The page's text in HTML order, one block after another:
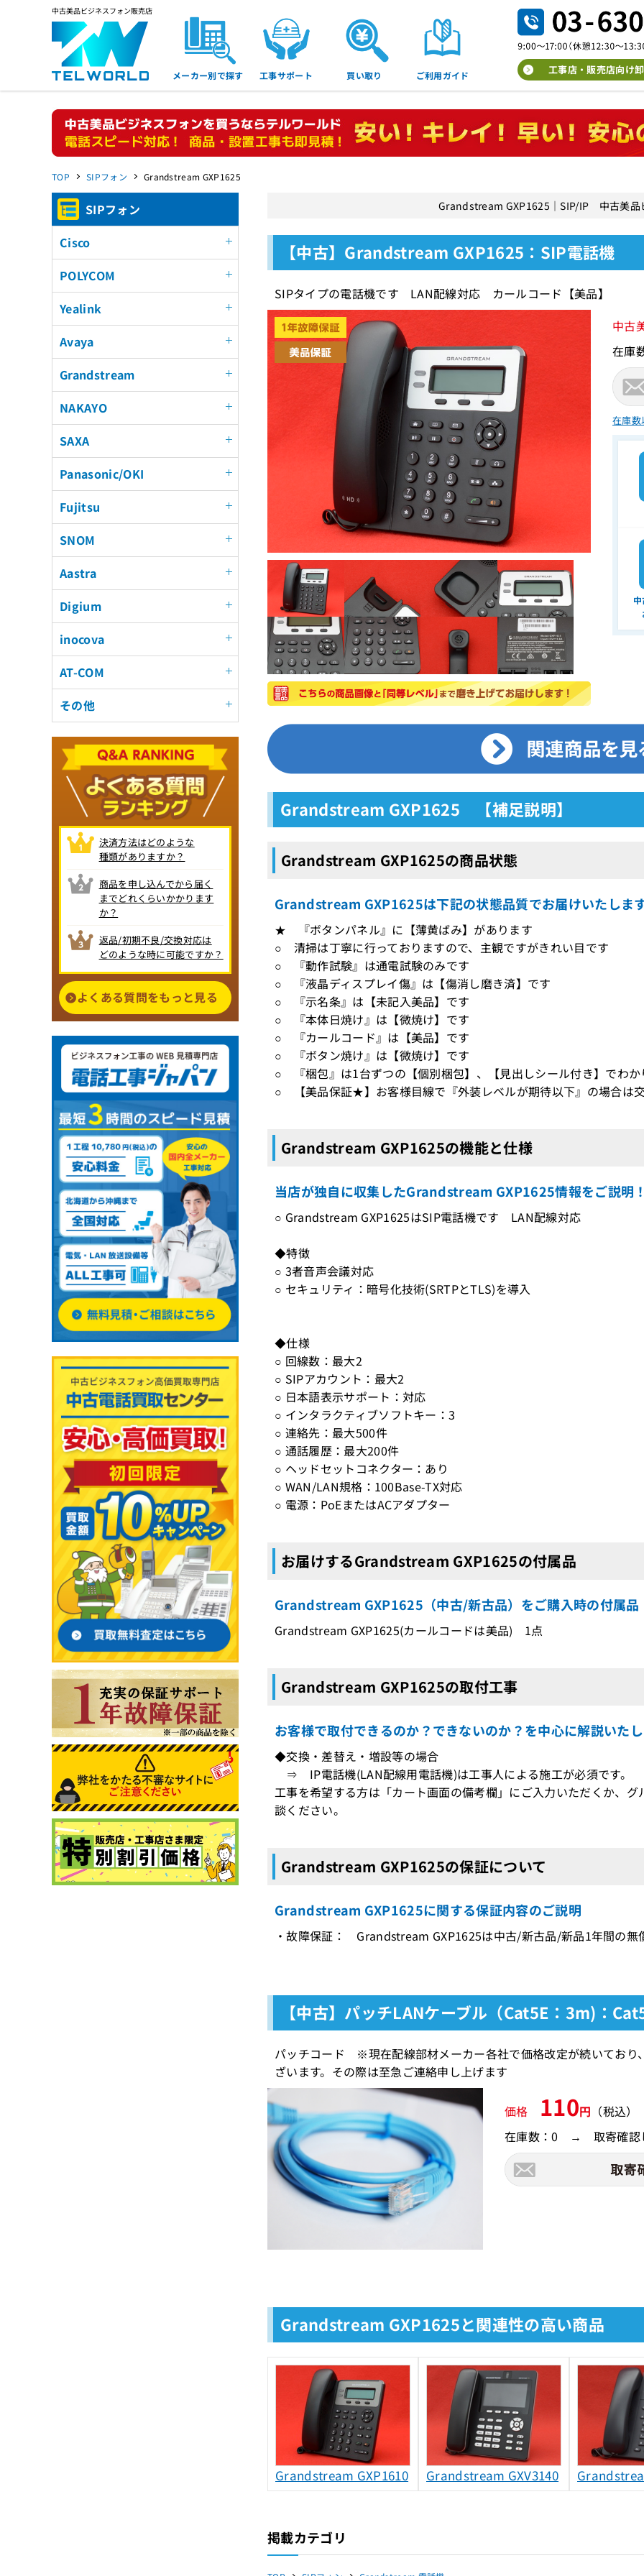
中古美品ビジネスフォン販売店
メーカー別で探す 工事サポート 買い取り ご利用ガイド 工事店・販売店向け
TOP SIPフォン Grandstream GXP1625
Grandstream GXP1625｜SIP/IP 中古美品
【中古】Grandstream GXP1625：SIP電話機
SIPタイプの電話機です LAN配線対応 カールコード【美品】
中古
在庫
在庫数
Grandstream GXP1625 【補足説明】
Grandstream GXP1625の商品状態
Grandstream GXP1625は下記の状態品質でお届けいたしま
★ 『ボタンパネル』に【薄黄ばみ】があります
○ 清掃は丁寧に行っておりますので、主観ですがきれい目です
○ 『動作試験』は通電試験のみです
○ 『液晶ディスプレイ傷』は【傷消し磨き済】です
○ 『示名条』は【未記入美品】です
○ 『本体日焼け』は【微焼け】です
○ 『カールコード』は【美品】です
○ 『ボタン焼け』は【微焼け】です
○ 『梱包』は1台ずつの【個別梱包】、【見出しシール付き】でわか
○ 【美品保証★】お客様目線で『外装レベルが期待以下』の場合は
Grandstream GXP1625の機能と仕様
当店が独自に収集したGrandstream GXP1625情報をご説明
○ Grandstream GXP1625はSIP電話機です LAN配線対応
◆特徴
○ 3者音声会議対応
○ セキュリティ：暗号化技術(SRTPとTLS)を導入
◆仕様
○ 回線数：最大2
○ SIPアカウント：最大2
○ 日本語表示サポート：対応
○ インタラクティブソフトキー：3
○ 連絡先：最大500件
○ 通話履歴：最大200件
○ ヘッドセットコネクター：あり
○ WAN/LAN規格：100Base-TX対応
○ 電源：PoEまたはACアダプター
お届けするGrandstream GXP1625の付属品
Grandstream GXP1625（中古/新古品）をご購入時の付属品
Grandstream GXP1625(カールコードは美品) 1点
Grandstream GXP1625の取付工事
お客様で取付できるのか？できないのか？を中心に解説いた
◆交換・差替え・増設等の場合
⇒ IP電話機(LAN配線用電話機)は工事人による施工が必須です。
工事を希望する方は「カート画面の備考欄」にご入力いただくか、グ
談ください。
Grandstream GXP1625の保証について
Grandstream GXP1625に関する保証内容のご説明
・故障保証： Grandstream GXP1625は中古/新古品/新品1年間の無
【中古】パッチLANケーブル（Cat5E：3m)：
パッチコード ※現在配線部材メーカー各社で価格改定が続いており
ざいます。その際は至急ご連絡申し上げます
価格 110円 （税込）
在庫数：0 → 取寄確認
Grandstream GXP1625と関連性の高い商品
Grandstream GXP1610 Grandstream GXV3140
掲載カテゴリ
SIPフォン
Cisco
POLYCOM
Yealink
Avaya
Grandstream
NAKAYO
SAXA
Panasonic/OKI
Fujitsu
SNOM
Aastra
Digium
inocova
AT-COM
その他
決済方法はどのような
種類がありますか？
商品を申し込んでから届く
までどれくらいかかります
か？
返品/初期不良/交換対応は
どのような時に可能ですか？
よくある質問をもっと見る